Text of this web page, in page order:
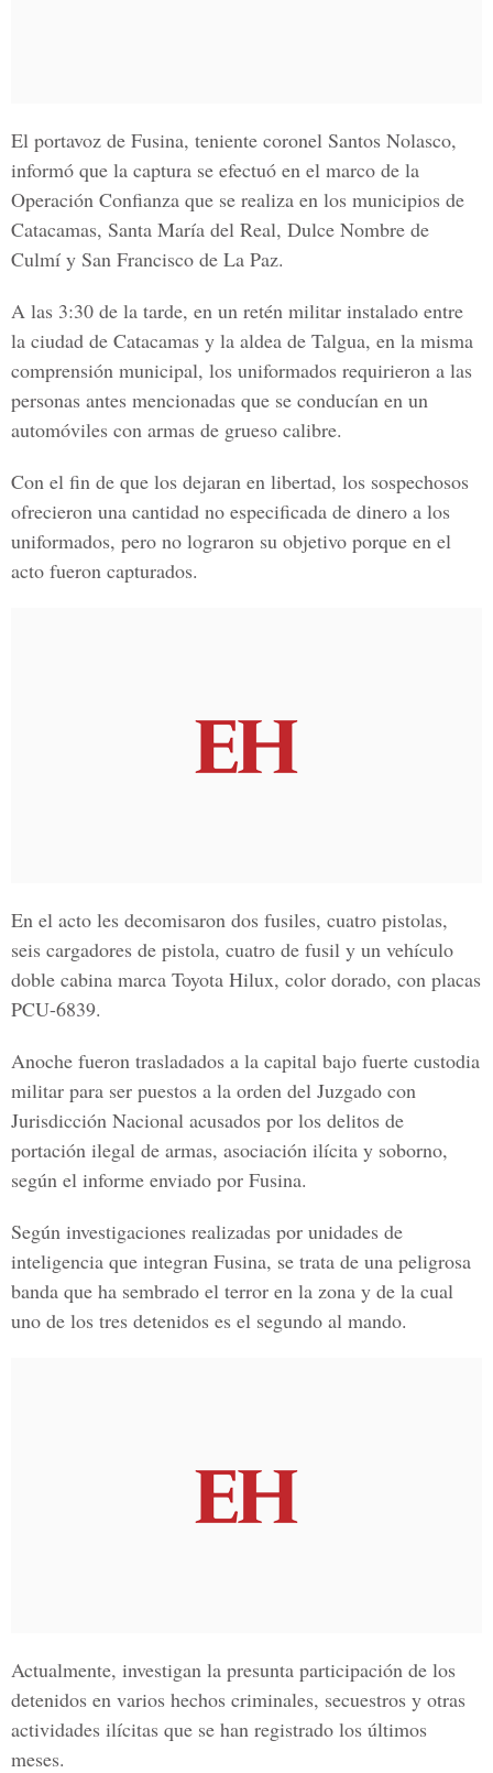
El portavoz de Fusina, teniente coronel Santos Nolasco,
informó que la captura se efectuó en el marco de la
Operación Confianza que se realiza en los municipios de
Catacamas, Santa María del Real, Dulce Nombre de
Culmí y San Francisco de La Paz.
A las 3:30 de la tarde, en un retén militar instalado entre
la ciudad de Catacamas y la aldea de Talgua, en la misma
comprensión municipal, los uniformados requirieron a las
personas antes mencionadas que se conducían en un
automóviles con armas de grueso calibre.
Con el fin de que los dejaran en libertad, los sospechosos
ofrecieron una cantidad no especificada de dinero a los
uniformados, pero no lograron su objetivo porque en el
acto fueron capturados.
En el acto les decomisaron dos fusiles, cuatro pistolas,
seis cargadores de pistola, cuatro de fusil y un vehículo
doble cabina marca Toyota Hilux, color dorado, con placas
PCU-6839.
Anoche fueron trasladados a la capital bajo fuerte custodia
militar para ser puestos a la orden del Juzgado con
Jurisdicción Nacional acusados por los delitos de
portación ilegal de armas, asociación ilícita y soborno,
según el informe enviado por Fusina.
Según investigaciones realizadas por unidades de
inteligencia que integran Fusina, se trata de una peligrosa
banda que ha sembrado el terror en la zona y de la cual
uno de los tres detenidos es el segundo al mando.
Actualmente, investigan la presunta participación de los
detenidos en varios hechos criminales, secuestros y otras
actividades ilícitas que se han registrado los últimos
meses.